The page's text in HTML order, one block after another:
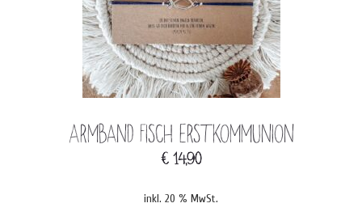
Armband Fisch Erstkommunion
€ 14,90
inkl. 20 % MwSt.